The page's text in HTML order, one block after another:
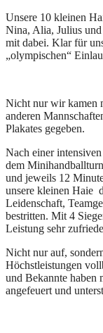
Unsere 10 kleinen
Nina, Alia, Julius und
mit dabei. Klar für
„olympischen“
Nicht nur wir kamen
anderen
Plakates gegeben.
Nach einer
dem
und jeweils 12
unsere kleinen Haie
Leidenschaft,
bestritten. Mit 4
Leistung sehr
Nicht nur auf,
Höchstleistungen
und Bekannte haben
angefeuert und